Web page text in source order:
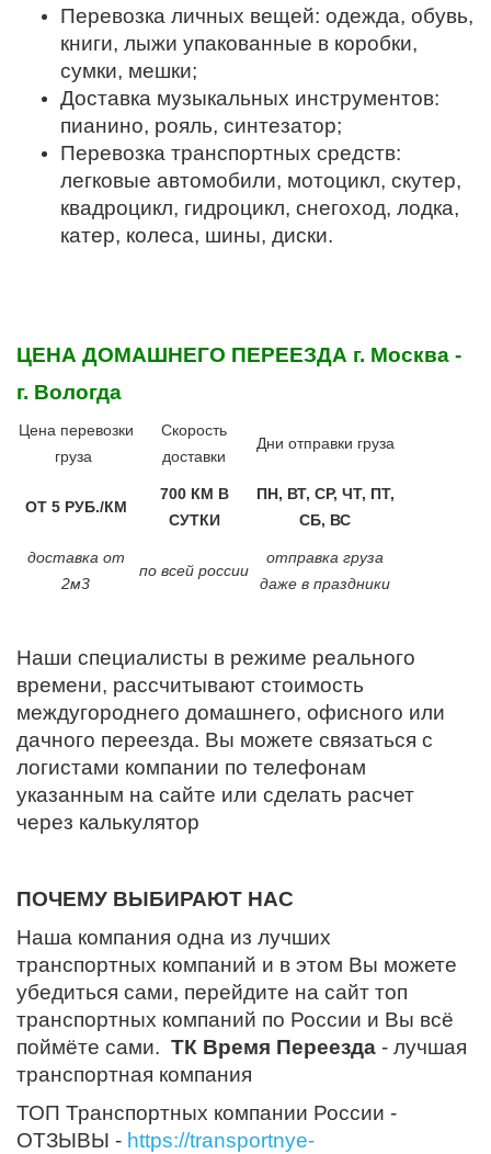
Перевозка личных вещей: одежда, обувь,
книги, лыжи упакованные в коробки,
сумки, мешки;
Доставка музыкальных инструментов:
пианино, рояль, синтезатор;
Перевозка транспортных средств:
легковые автомобили, мотоцикл, скутер,
квадроцикл, гидроцикл, снегоход, лодка,
катер, колеса, шины, диски.
ЦЕНА ДОМАШНЕГО ПЕРЕЕЗДА г. Москва -
г. Вологда
Цена перевозки
груза
Скорость
доставки
Дни отправки груза
ОТ 5 РУБ./КМ
700 КМ В
СУТКИ
ПН, ВТ, СР, ЧТ, ПТ,
СБ, ВС
доставка от
2м3
по всей россии
отправка груза
даже в праздники
Наши специалисты в режиме реального
времени, рассчитывают стоимость
междугороднего домашнего, офисного или
дачного переезда. Вы можете связаться с
логистами компании по телефонам
указанным на сайте или сделать расчет
через калькулятор
ПОЧЕМУ ВЫБИРАЮТ НАС
Наша компания одна из лучших
транспортных компаний и в этом Вы можете
убедиться сами, перейдите на сайт топ
транспортных компаний по России и Вы всё
поймёте сами. ТК Время Переезда - лучшая
транспортная компания
ТОП Транспортных компании России -
ОТЗЫВЫ - https://transportnye-